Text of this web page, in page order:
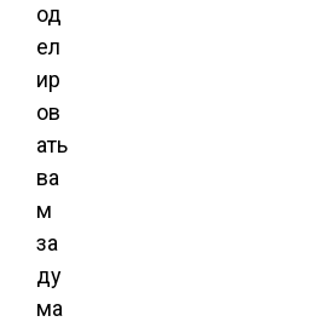
од
ел
ир
ов
ать
ва
м
за
ду
ма